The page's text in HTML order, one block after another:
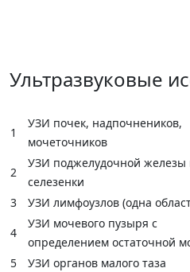
Ультразвуковые
1
УЗИ почек, надпочнеников,
мочеточников
2
УЗИ поджелудочной железы
селезенки
3
УЗИ лимфоузлов (одна
4
УЗИ мочевого пузыря с
определением остаточной
5
УЗИ органов малого таза